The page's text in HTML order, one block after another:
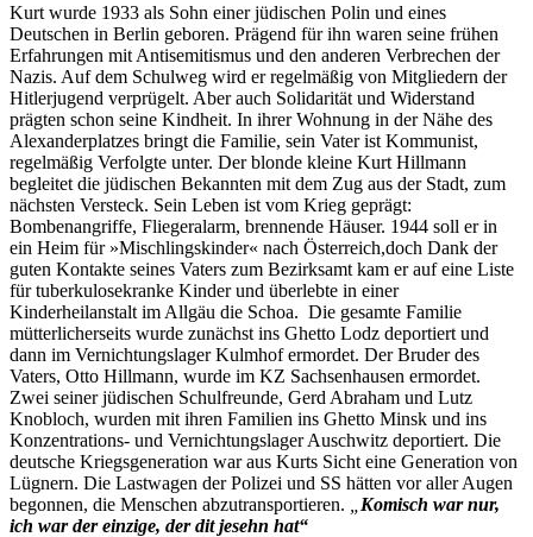
Kurt wurde 1933 als Sohn einer jüdischen Polin und eines
Deutschen in Berlin geboren. Prägend für ihn waren seine frühen
Erfahrungen mit Antisemitismus und den anderen Verbrechen der
Nazis. Auf dem Schulweg wird er regelmäßig von Mitgliedern der
Hitlerjugend verprügelt. Aber auch Solidarität und Widerstand
prägten schon seine Kindheit. In ihrer Wohnung in der Nähe des
Alexanderplatzes bringt die Familie, sein Vater ist Kommunist,
regelmäßig Verfolgte unter. Der blonde kleine Kurt Hillmann
begleitet die jüdischen Bekannten mit dem Zug aus der Stadt, zum
nächsten Versteck. Sein Leben ist vom Krieg geprägt:
Bombenangriffe, Fliegeralarm, brennende Häuser. 1944 soll er in
ein Heim für »Mischlingskinder« nach Österreich,doch Dank der
guten Kontakte seines Vaters zum Bezirksamt kam er auf eine Liste
für tuberkulosekranke Kinder und überlebte in einer
Kinderheilanstalt im Allgäu die Schoa. Die gesamte Familie
mütterlicherseits wurde zunächst ins Ghetto Lodz deportiert und
dann im Vernichtungslager Kulmhof ermordet. Der Bruder des
Vaters, Otto Hillmann, wurde im KZ Sachsenhausen ermordet.
Zwei seiner jüdischen Schulfreunde, Gerd Abraham und Lutz
Knobloch, wurden mit ihren Familien ins Ghetto Minsk und ins
Konzentrations- und Vernichtungslager Auschwitz deportiert. Die
deutsche Kriegsgeneration war aus Kurts Sicht eine Generation von
Lügnern. Die Lastwagen der Polizei und SS hätten vor aller Augen
begonnen, die Menschen abzutransportieren.
Komisch war nur,
ich war der einzige, der dit jesehn hat“